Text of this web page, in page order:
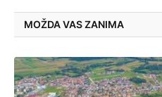
MOŽDA VAS ZANIMA